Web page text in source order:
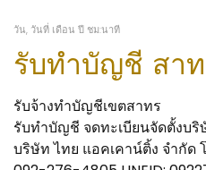
วัน, วันที่ เดือน ปี ชม:นาที
รับทำบัญชี สา
รับจ้างทำบัญชีเขตสาทร
รับทำบัญชี จดทะเบียนจัดตั้งบ
บริษัท ไทย แอคเคาน์ติ้ง จำกัด